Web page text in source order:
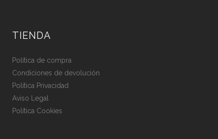
TIENDA
Política de compra
Condiciones de devolución
Política Privacidad
Aviso Legal
Política Cookies